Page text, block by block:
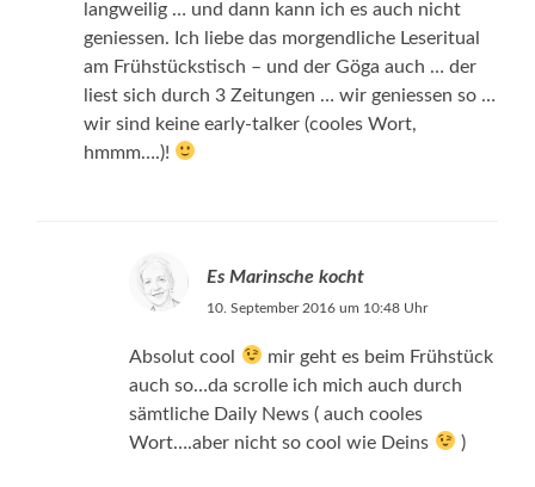
langweilig … und dann kann ich es auch nicht
geniessen. Ich liebe das morgendliche Leseritual
am Frühstückstisch – und der Göga auch … der
liest sich durch 3 Zeitungen … wir geniessen so …
wir sind keine early-talker (cooles Wort,
hmmm….)!
Es Marinsche kocht
10. September 2016 um 10:48 Uhr
Absolut cool
mir geht es beim Frühstück
auch so…da scrolle ich mich auch durch
sämtliche Daily News ( auch cooles
Wort….aber nicht so cool wie Deins
)